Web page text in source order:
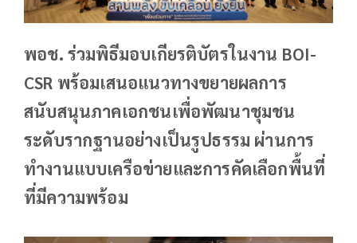
พอช. ร่วมพิธีมอบเกียรติบัตรในงาน BOI-
CSR พร้อมเสนอแนวทางขยายผลการ
สนับสนุนภาคเอกชนเพื่อพัฒนาชุมชน
ระดับรากฐานอย่างเป็นรูปธรรม ผ่านการ
ทำงานแบบเครือข่ายและการคัดเลือกพื้นที่
ที่มีความพร้อม